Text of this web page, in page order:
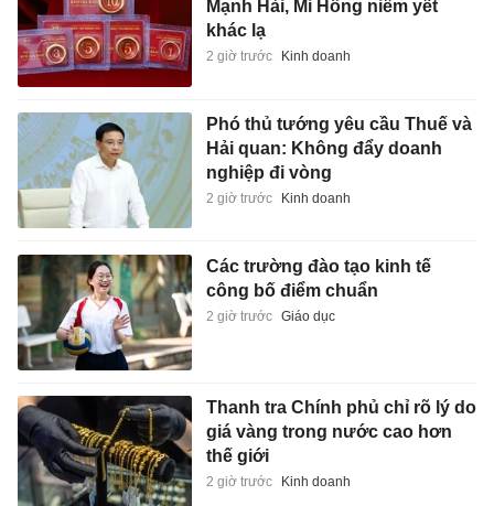
Mạnh Hải, Mi Hồng niêm yết
khác lạ
2 giờ trước Kinh doanh
Phó thủ tướng yêu cầu Thuế và
Hải quan: Không đẩy doanh
nghiệp đi vòng
2 giờ trước Kinh doanh
Các trường đào tạo kinh tế
công bố điểm chuẩn
2 giờ trước Giáo dục
Thanh tra Chính phủ chỉ rõ lý do
giá vàng trong nước cao hơn
thế giới
2 giờ trước Kinh doanh